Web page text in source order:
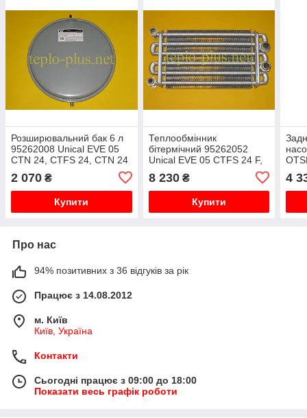
Розширювальний бак 6 л
95262008 Unical EVE 05
CTN 24, CTFS 24, CTN 24
RTFS 24
2 070 ₴
Купити
Теплообмінник
бітермічний 95262052
Unical EVE 05 CTFS 24 F,
8 230₴
Купити
24
4
Про нас
94% позитивних з 36 відгуків за рік
Працює з 14.08.2012
м. Київ
Київ, Україна
Контакти
Сьогодні працює з 09:00 до 18:00
Показати весь графік роботи